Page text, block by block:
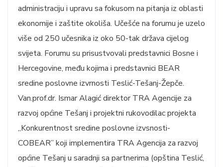
administraciju i upravu sa fokusom na pitanja iz oblasti
ekonomije i zaštite okoliša. Učešće na forumu je uzelo
više od 250 učesnika iz oko 50-tak država cijelog
svijeta. Forumu su prisustvovali predstavnici Bosne i
Hercegovine, među kojima i predstavnici BEAR
sredine poslovne izvrnosti Teslić-Tešanj-Žepče.
Van.prof.dr. Ismar Alagić direktor TRA Agencije za
razvoj općine Tešanj i projektni rukovodilac projekta
„Konkurentnost sredine poslovne izvsnosti-
COBEAR” koji implementira TRA Agencija za razvoj
općine Tešanj u saradnji sa partnerima (opština Teslić,